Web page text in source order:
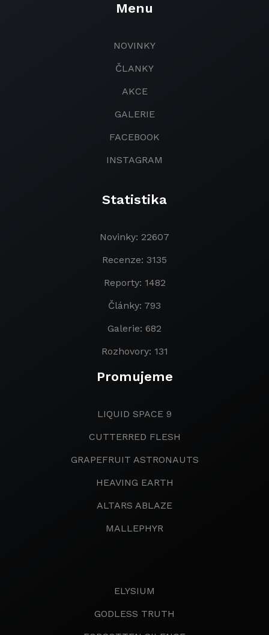
Menu
NOVINKY
ČLANKY
AKCE
GALERIE
FACEBOOK
INSTAGRAM
Statistika
Novinky: 22607
Recenze: 3135
Reporty: 1482
Články: 793
Galerie: 682
Rozhovory: 131
Promujeme
LIQUID SPACE 9
CUTTERRED FLESH
GRAPEFRUIT ASTRONAUTS
HEAVING EARTH
ALTARS ABLAZE
MALLEPHYR
ELYSIUM
GODLESS TRUTH